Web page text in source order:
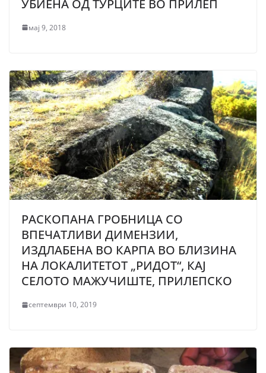
УБИЕНА ОД ТУРЦИТЕ ВО ПРИЛЕП
мај 9, 2018
РАСКОПАНА ГРОБНИЦА СО
ВПЕЧАТЛИВИ ДИМЕНЗИИ,
ИЗДЛАБЕНА ВО КАРПА ВО БЛИЗИНА
НА ЛОКАЛИТЕТОТ „РИДОТ“, КАЈ
СЕЛОТО МАЖУЧИШТЕ, ПРИЛЕПСКО
септември 10, 2019